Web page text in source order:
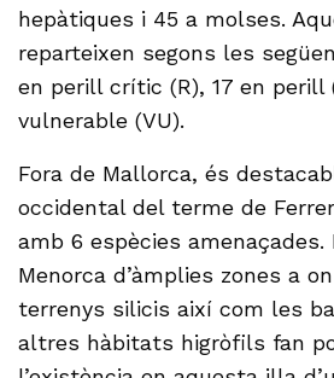
hepàtiques i 45 a molses.
reparteixen segons les
en perill crític (R), 17 en perill
vulnerable (VU).
Fora de Mallorca, és
occidental del terme de
amb 6 espècies amenaçades.
Menorca d’àmplies zones a
terrenys silicis així com les
altres hàbitats higròfils fan